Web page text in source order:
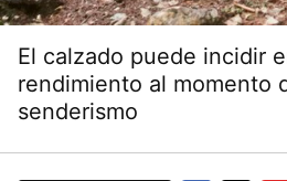
El calzado puede incidir
rendimiento al momento
senderismo